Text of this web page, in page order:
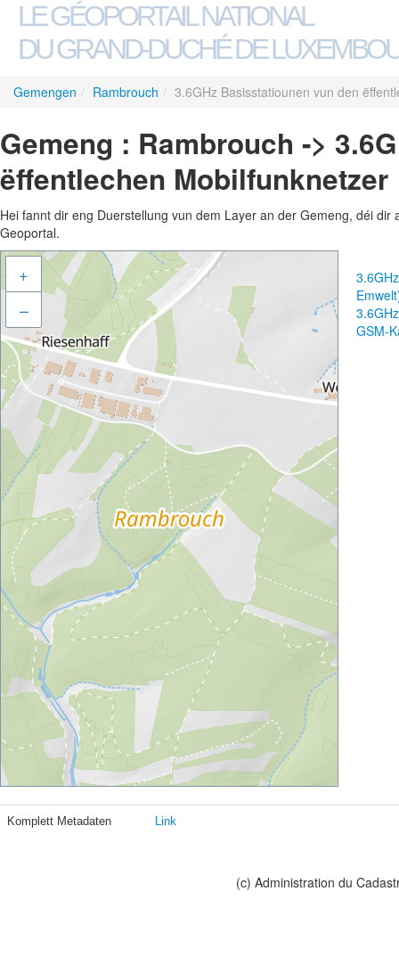
LE GÉOPORTAIL NATIONAL
DU GRAND-DUCHÉ DE
Gemengen / Rambrouch / 3.6GHz Basisstatiounen vun den
Gemeng : Rambrouch ->
ëffentlechen Mobilfunknetzer
Hei fannt dir eng Duerstellung vun dem Layer an der Gemeng, déi
Geoportal.
+
–
GSM-
Komplett Metadaten Link
(c) Administration du